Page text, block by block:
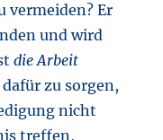
vermeiden? Er
und wird
die Arbeit
zu sorgen,
nicht
treffen,